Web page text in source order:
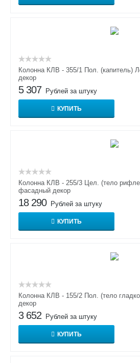
Колонна КЛВ - 355/1 Пол. (капитель)
декор
5 307 Рублей за штуку
КУПИТЬ
Колонна КЛВ - 255/3 Цел. (тело
фасадный декор
18 290 Рублей за штуку
КУПИТЬ
Колонна КЛВ - 155/2 Пол. (тело
декор
3 652 Рублей за штуку
КУПИТЬ